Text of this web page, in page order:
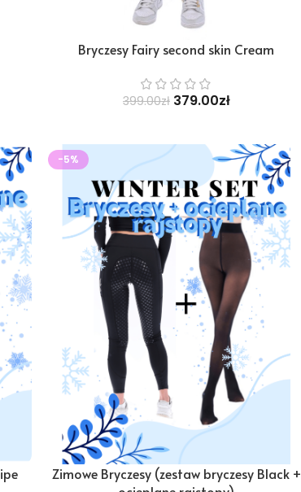
Bryczesy Fairy second skin Cream
399.00zł 379.00zł
-5%
Zimowe Bryczesy (zestaw bryczesy Black +